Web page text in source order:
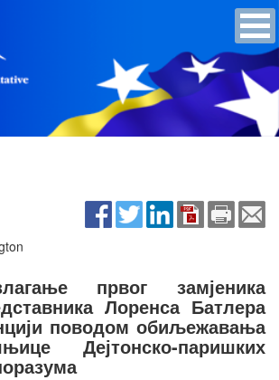
првог замјеника
Лоренса Батлера
поводом обиљежавања
Дејтонско-паришких